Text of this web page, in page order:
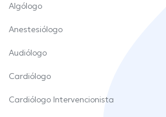
Algólogo
Anestesiólogo
Audiólogo
Cardiólogo
Cardiólogo Intervencionista